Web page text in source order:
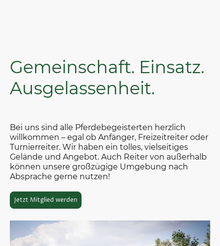
Gemeinschaft. Einsatz.
Ausgelassenheit.
Bei uns sind alle Pferdebegeisterten herzlich
willkommen – egal ob Anfänger, Freizeitreiter oder
Turnierreiter. Wir haben ein tolles, vielseitiges
Gelände und Angebot. Auch Reiter von außerhalb
können unsere großzügige Umgebung nach
Absprache gerne nutzen!
Jetzt Mitglied werden